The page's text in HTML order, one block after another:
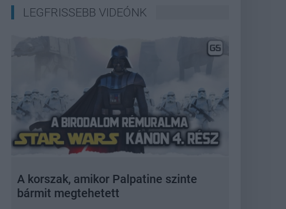
LEGFRISSEBB VIDEÓNK
A korszak, amikor Palpatine szinte
bármit megtehetett